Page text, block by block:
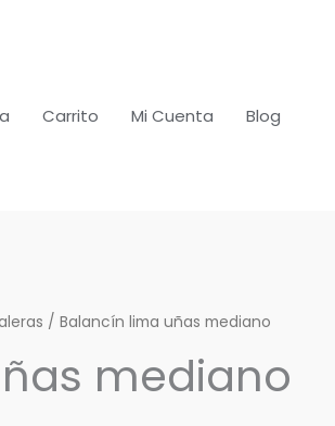
Carrito Mi Cuenta Blog
/ Balancín lima uñas mediano
mediano